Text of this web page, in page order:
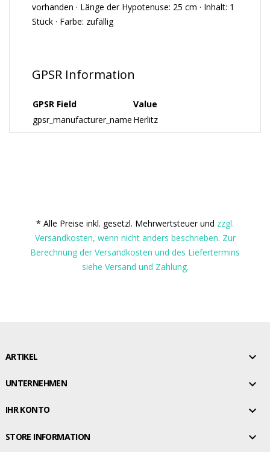
vorhanden · Länge der Hypotenuse: 25 cm · Inhalt: 1
Stück · Farbe: zufällig
GPSR Information
GPSR Field
Value
gpsr_manufacturer_name Herlitz
* Alle Preise inkl. gesetzl. Mehrwertsteuer und zzgl.
Versandkosten, wenn nicht anders beschrieben. Zur
Berechnung der Versandkosten und des Liefertermins
siehe Versand und Zahlung.
ARTIKEL 
UNTERNEHMEN 
IHR KONTO 
STORE INFORMATION 